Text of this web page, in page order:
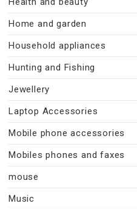
Home and garden
Household appliances
Hunting and Fishing
Jewellery
Laptop Accessories
Mobile phone accessories
Mobiles phones and faxes
mouse
Music